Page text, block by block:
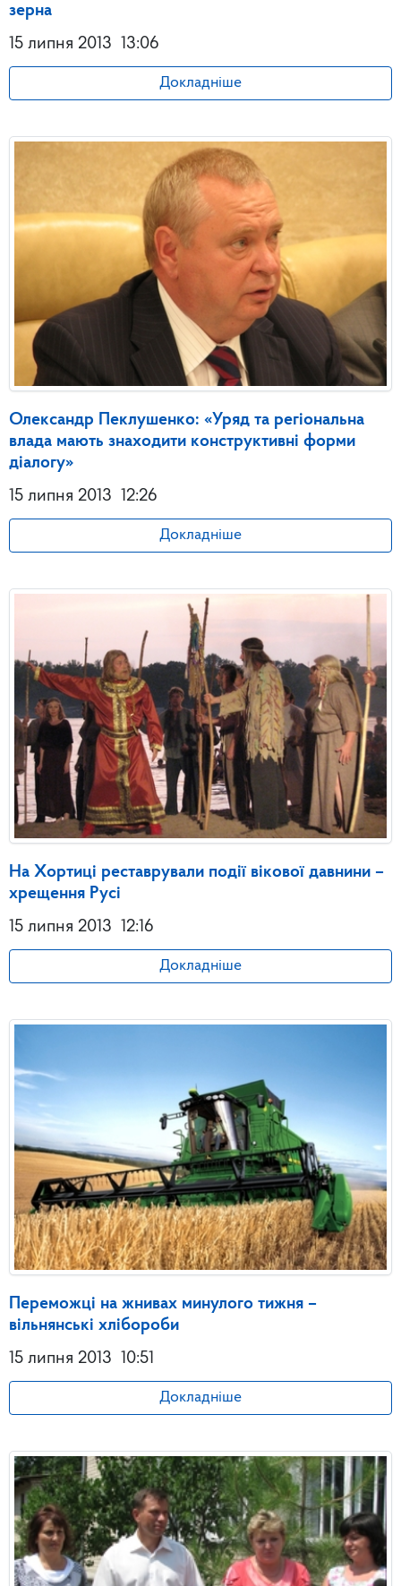
зерна
15 липня 2013 13:06
Докладніше
Олександр Пеклушенко: «Уряд та регіональна
влада мають знаходити конструктивні форми
діалогу»
15 липня 2013 12:26
Докладніше
На Хортиці реставрували події вікової давнини –
хрещення Русі
15 липня 2013
12:16
Докладніше
Переможці на жнивах минулого тижня –
вільнянські хлібороби
15 липня 2013 10:51
Докладніше